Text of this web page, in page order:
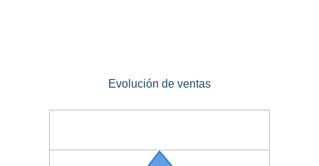
Evolución de ventas